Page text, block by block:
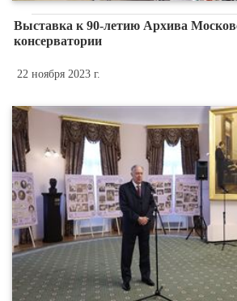
Выставка к 90-летию Архива
консерватории
22 ноября 2023 г.